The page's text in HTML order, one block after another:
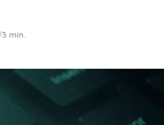
3 min.